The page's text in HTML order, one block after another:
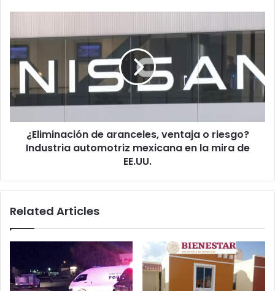
aranceles,
ventaja
riesgo?
Industria
automotriz
mexicana
EE.UU.
¿Eliminación de aranceles, ventaja o riesgo?
Industria automotriz mexicana en la mira de
EE.UU.
Related Articles